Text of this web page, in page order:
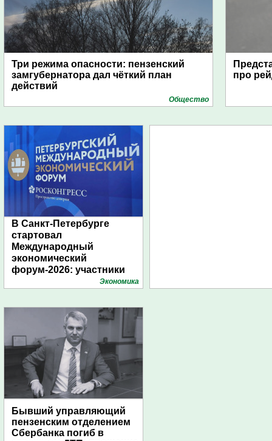
Три режима опасности: пензенский
замгубернатора дал чёткий план
действий
Общество
про
В Санкт-Петербурге
стартовал
Международный
экономический
форум-2026: участники
подготовили креативные
Экономика
Бывший управляющий
пензенским отделением
Сбербанка погиб в